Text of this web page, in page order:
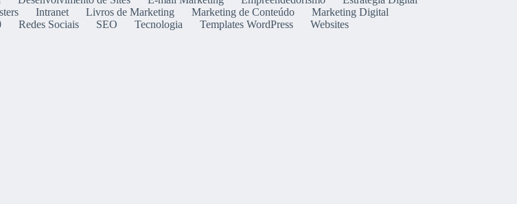
Intranet Livros de Marketing Marketing de Conteúdo
Marketing Digital
Redes Sociais SEO Tecnologia Templates WordPress
Websites